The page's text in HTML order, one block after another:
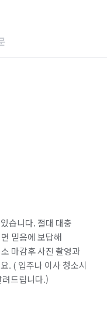
습니다. 절대 대충
믿음에 보답해
마감후 사진 촬영과
. ( 입주나 이사 청소시
려드립니다.)